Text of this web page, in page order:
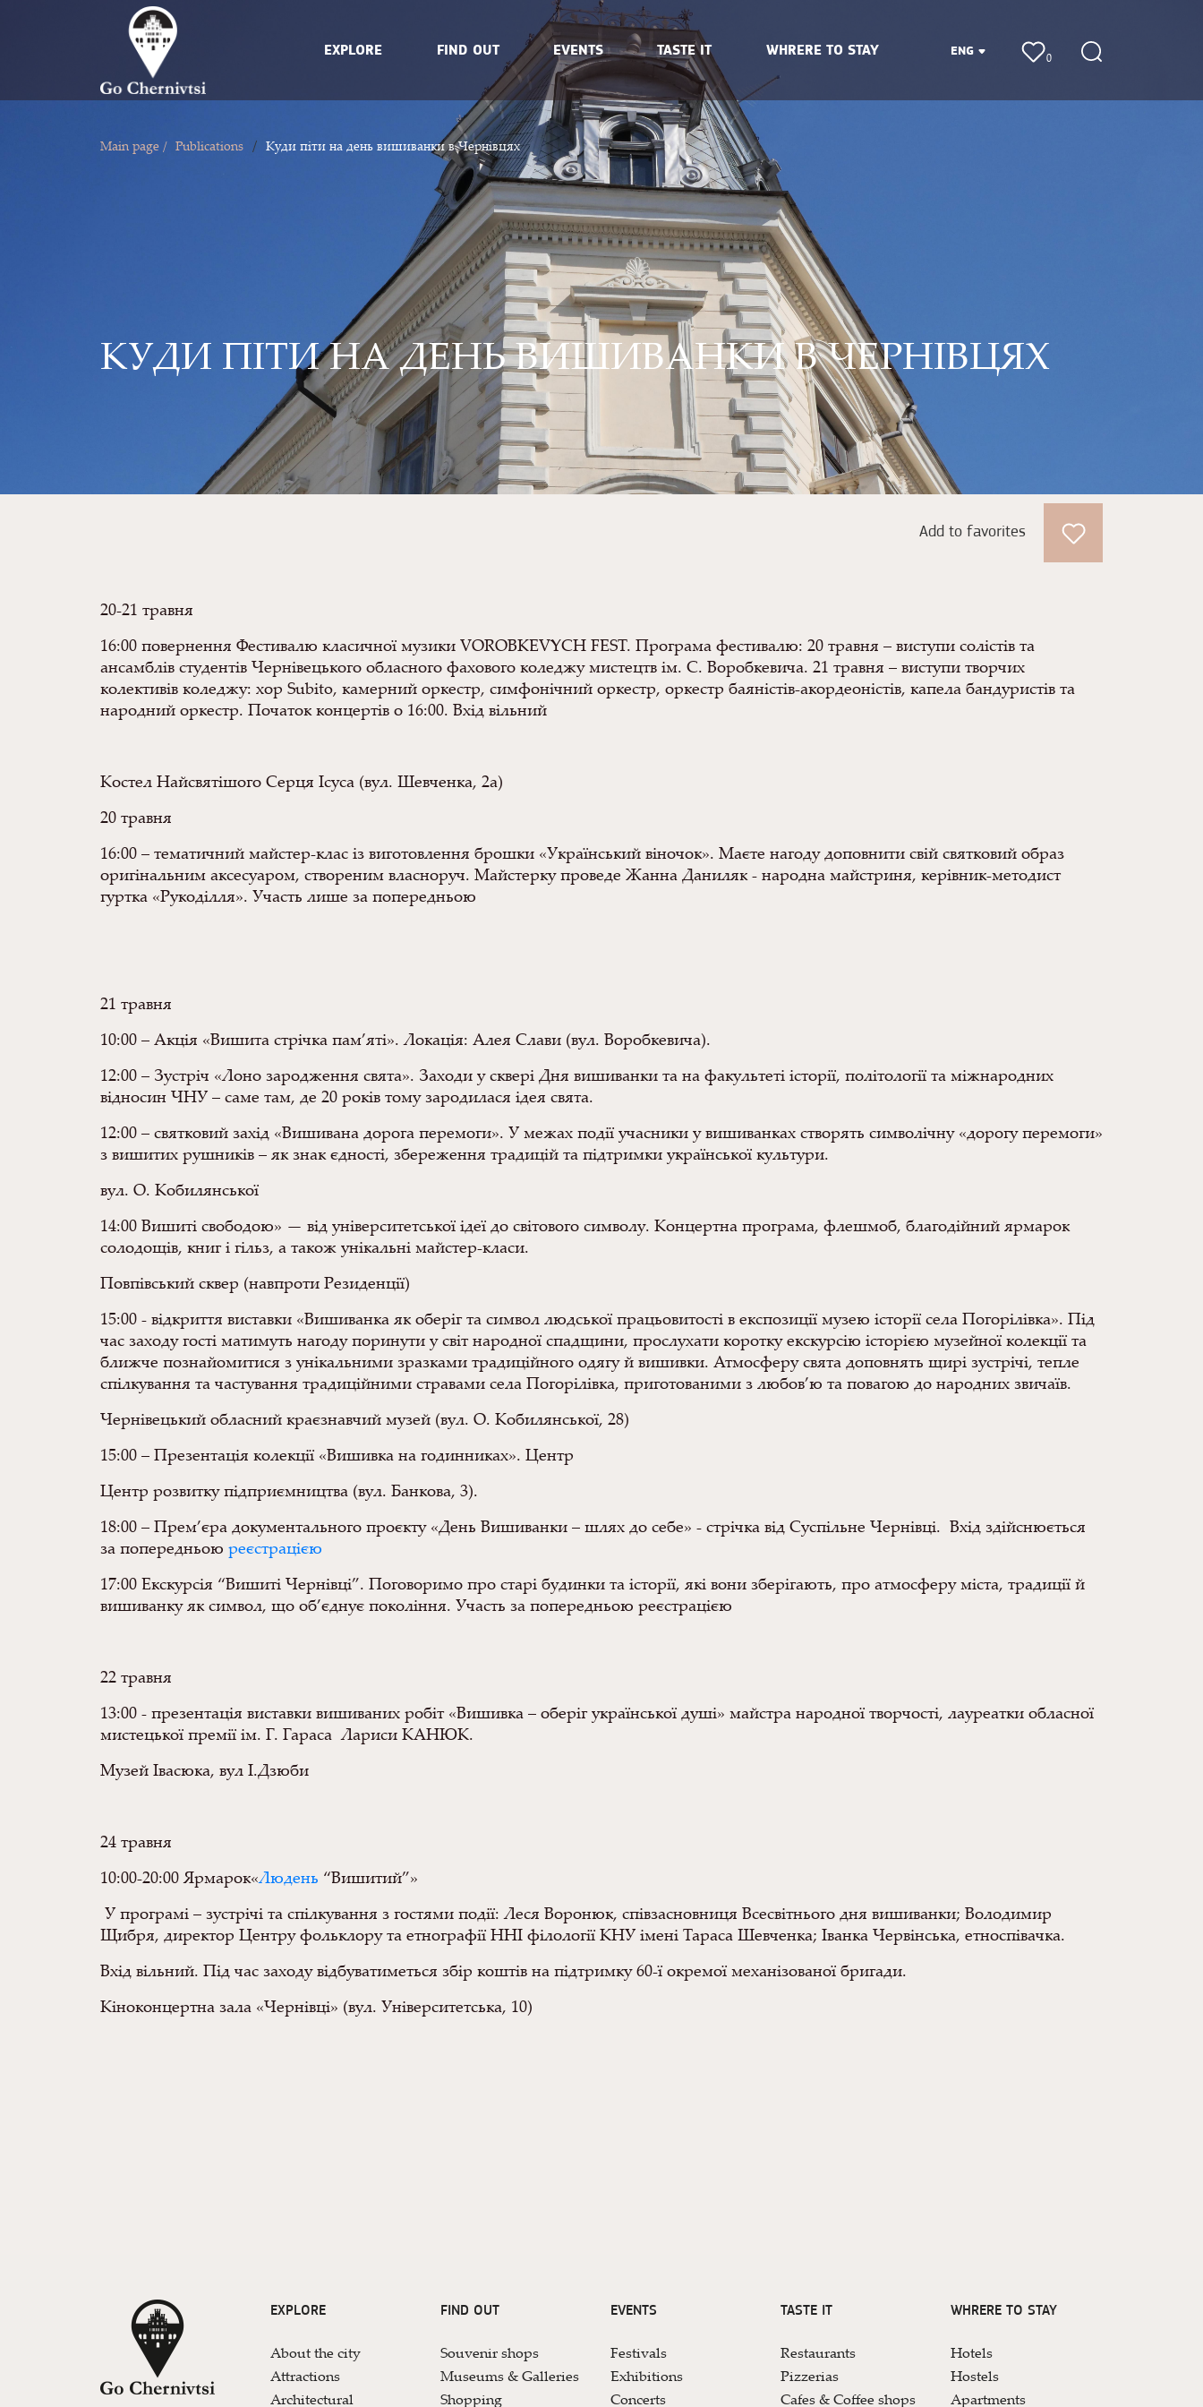
EXPLORE FIND OUT EVENTS TASTE IT WHRERE TO STAY ENG 0
Main page / Publications / Куди піти на день вишиванки в Чернівцях
КУДИ ПІТИ НА ДЕНЬ ВИШИВАНКИ В ЧЕРНІВЦЯХ
Add to favorites
20-21 травня
16:00 повернення Фестивалю класичної музики VOROBKEVYCH FEST. Програма фестивалю: 20 травня – виступи солістів та
ансамблів студентів Чернівецького обласного фахового коледжу мистецтв ім. С. Воробкевича. 21 травня – виступи творчих
колективів коледжу: хор Subito, камерний оркестр, симфонічний оркестр, оркестр баяністів-акордеоністів, капела бандуристів та
народний оркестр. Початок концертів о 16:00. Вхід вільний
Костел Найсвятішого Серця Ісуса (вул. Шевченка, 2а)
20 травня
16:00 – тематичний майстер-клас із виготовлення брошки «Український віночок». Маєте нагоду доповнити свій святковий образ
оригінальним аксесуаром, створеним власноруч. Майстерку проведе Жанна Даниляк - народна майстриня, керівник-методист
гуртка «Рукоділля». Участь лише за попередньою
21 травня
10:00 – Акція «Вишита стрічка пам’яті». Локація: Алея Слави (вул. Воробкевича).
12:00 – Зустріч «Лоно зародження свята». Заходи у сквері Дня вишиванки та на факультеті історії, політології та міжнародних
відносин ЧНУ – саме там, де 20 років тому зародилася ідея свята.
12:00 – святковий захід «Вишивана дорога перемоги». У межах події учасники у вишиванках створять символічну «дорогу перемоги»
з вишитих рушників – як знак єдності, збереження традицій та підтримки української культури.
вул. О. Кобилянської
14:00 Вишиті свободою» — від університетської ідеї до світового символу. Концертна програма, флешмоб, благодійний ярмарок
солодощів, книг і гільз, а також унікальні майстер-класи.
Повпівський сквер (навпроти Резиденції)
15:00 - відкриття виставки «Вишиванка як оберіг та символ людської працьовитості в експозиції музею історії села Погорілівка». Під
час заходу гості матимуть нагоду поринути у світ народної спадщини, прослухати коротку екскурсію історією музейної колекції та
ближче познайомитися з унікальними зразками традиційного одягу й вишивки. Атмосферу свята доповнять щирі зустрічі, тепле
спілкування та частування традиційними стравами села Погорілівка, приготованими з любов’ю та повагою до народних звичаїв.
Чернівецький обласний краєзнавчий музей (вул. О. Кобилянської, 28)
15:00 – Презентація колекції «Вишивка на годинниках». Центр
Центр розвитку підприємництва (вул. Банкова, 3).
18:00 – Прем’єра документального проєкту «День Вишиванки – шлях до себе» - стрічка від Суспільне Чернівці. Вхід здійснюється
за попередньою реєстрацією
17:00 Екскурсія “Вишиті Чернівці”. Поговоримо про старі будинки та історії, які вони зберігають, про атмосферу міста, традиції й
вишиванку як символ, що об’єднує покоління. Участь за попередньою реєстрацією
22 травня
13:00 - презентація виставки вишиваних робіт «Вишивка – оберіг української душі» майстра народної творчості, лауреатки обласної
мистецької премії ім. Г. Гараса Лариси КАНЮК.
Музей Івасюка, вул І.Дзюби
24 травня
10:00-20:00 Ярмарок«Людень “Вишитий”»
У програмі – зустрічі та спілкування з гостями події: Леся Воронюк, співзасновниця Всесвітнього дня вишиванки; Володимир
Щибря, директор Центру фольклору та етнографії ННІ філології КНУ імені Тараса Шевченка; Іванка Червінська, етноспівачка.
Вхід вільний. Під час заходу відбуватиметься збір коштів на підтримку 60-ї окремої механізованої бригади.
Кіноконцертна зала «Чернівці» (вул. Університетська, 10)
EXPLORE
About the city
Attractions
Architectural
FIND OUT
Souvenir shops
Museums & Galleries
Shopping
EVENTS
Festivals
Exhibitions
Concerts
TASTE IT
Restaurants
Pizzerias
Cafes & Coffee shops
WHRERE TO STAY
Hotels
Hostels
Apartments